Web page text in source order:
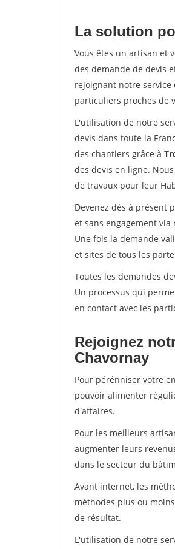
La solution
Vous êtes un artisan et
des demande de devis
rejoignant notre service
particuliers proches de
L'utilisation de notre
devis dans toute la
des chantiers grâce à
des devis en ligne.
de travaux pour leur
Devenez dès à présent
et sans engagement
Une fois la demande
et sites de tous les
Toutes les demandes
Un processus qui
en contact avec les
Rejoignez
Chavornay
Pour pérénniser votre
pouvoir alimenter
d'affaires.
Pour les meilleurs
augmenter leurs
dans le secteur du
Avant internet, les
méthodes plus ou
de résultat.
L'utilisation de notre